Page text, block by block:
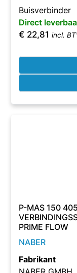
Buisverbinder
Direct
€ 22,81 incl.
P-MAS 150
PRIME FLOW
NABER
Fabrikant